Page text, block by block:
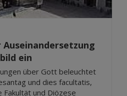
ein
über Gott beleuchtet
und dies facultatis,
Fakultät und Diözese